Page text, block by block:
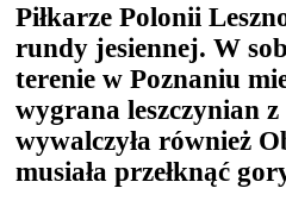
Piłkarze Polonii
rundy jesiennej. W
terenie w Poznaniu
wygrana leszczynian
wywalczyła również
musiała przełknąć